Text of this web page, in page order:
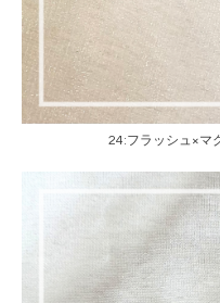
24:フラッシュ×マ